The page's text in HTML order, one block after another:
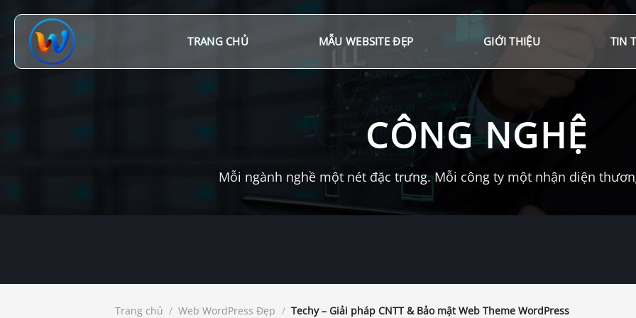
đến
TRANG CHỦ MẪU WEBSITE ĐẸP GIỚI THIỆU TIN
CÔNG NGHỆ
Mỗi ngành nghề một nét đặc trưng. Mỗi công ty một nhận diện
Trang chủ / Web WordPress Đẹp / Techy – Giải pháp CNTT & Bảo mật Web Theme WordPress